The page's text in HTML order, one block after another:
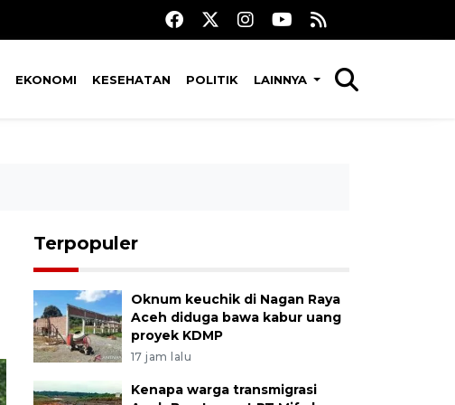
EKONOMI KESEHATAN POLITIK LAINNYA
Terpopuler
Oknum keuchik di Nagan Raya
Aceh diduga bawa kabur uang
proyek KDMP
17 jam lalu
Kenapa warga transmigrasi